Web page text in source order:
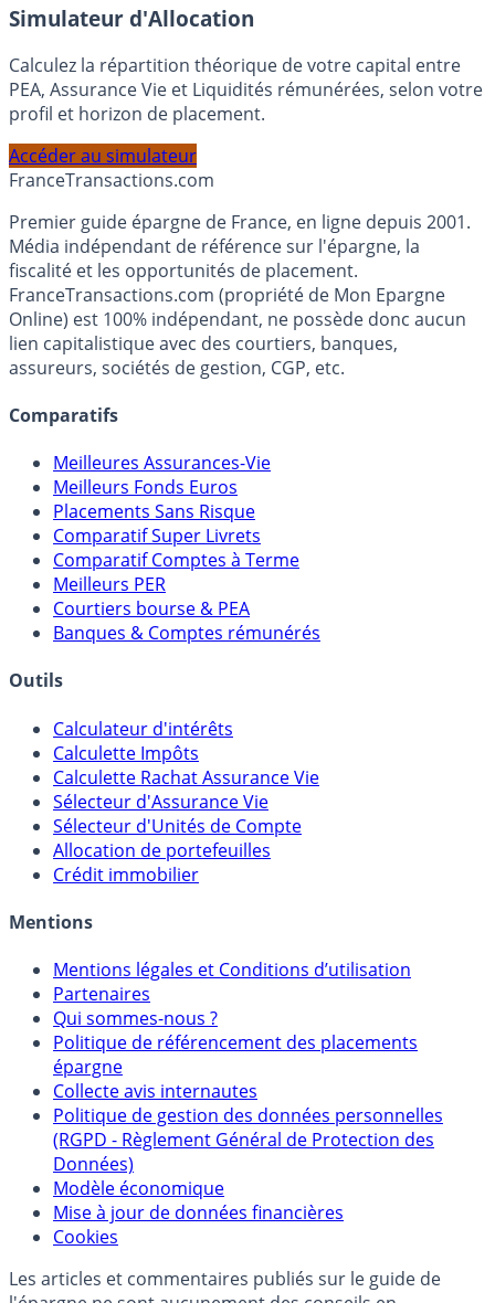
En savoir plus
Simulateur d'Allocation
Calculez la répartition théorique de votre capital entre
PEA, Assurance Vie et Liquidités rémunérées, selon votre
profil et horizon de placement.
FranceTransactions.com
Premier guide épargne de France, en ligne depuis 2001.
Média indépendant de référence sur l'épargne, la
fiscalité et les opportunités de placement.
FranceTransactions.com (propriété de Mon Epargne
Online) est 100% indépendant, ne possède donc aucun
lien capitalistique avec des courtiers, banques,
assureurs, sociétés de gestion, CGP, etc.
Comparatifs
Meilleures Assurances-Vie
Meilleurs Fonds Euros
Placements Sans Risque
Comparatif Super Livrets
Comparatif Comptes à Terme
Meilleurs PER
Banques & Comptes rémunérés
Outils
Calculateur d'intérêts
Calculette Impôts
Calculette Rachat Assurance Vie
Sélecteur d'Assurance Vie
Sélecteur d'Unités de Compte
Crédit immobilier
Mentions
Mentions légales et Conditions d’utilisation
Partenaires
Qui sommes-nous ?
Politique de référencement des placements
épargne
Collecte avis internautes
Politique de gestion des données personnelles
(RGPD - Règlement Général de Protection des
Données)
Modèle économique
Cookies